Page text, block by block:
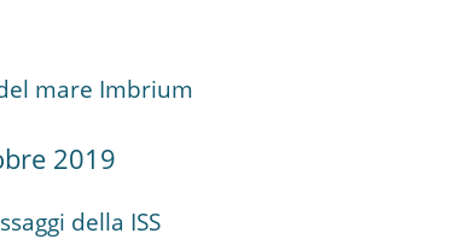
mare Imbrium
2019
della ISS